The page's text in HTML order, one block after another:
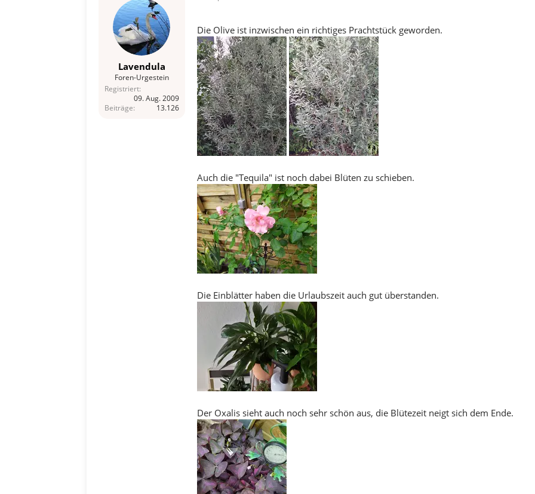
n
:
Lavendula
Foren-Urgestein
Registriert
09. Aug. 2009
Beiträge
13.126
Die Olive ist inzwischen ein richtiges Prachtstück geworden.
Auch die "Tequila" ist noch dabei Blüten zu schieben.
Die Einblätter haben die Urlaubszeit auch gut überstanden.
Der Oxalis sieht auch noch sehr schön aus, die Blütezeit neigt sich dem Ende.